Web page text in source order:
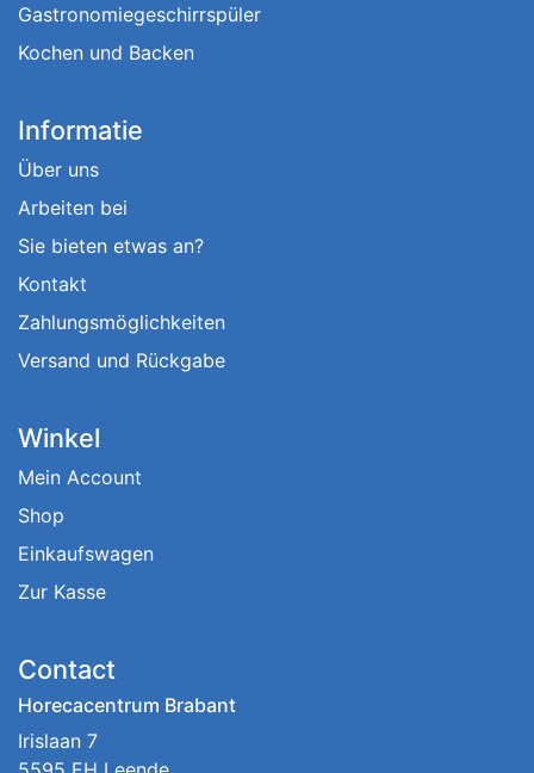
Gastronomiegeschirrspüler
Kochen und Backen
Informatie
Über uns
Arbeiten bei
Sie bieten etwas an?
Kontakt
Zahlungsmöglichkeiten
Versand und Rückgabe
Winkel
Mein Account
Shop
Einkaufswagen
Zur Kasse
Contact
Horecacentrum Brabant
Irislaan 7